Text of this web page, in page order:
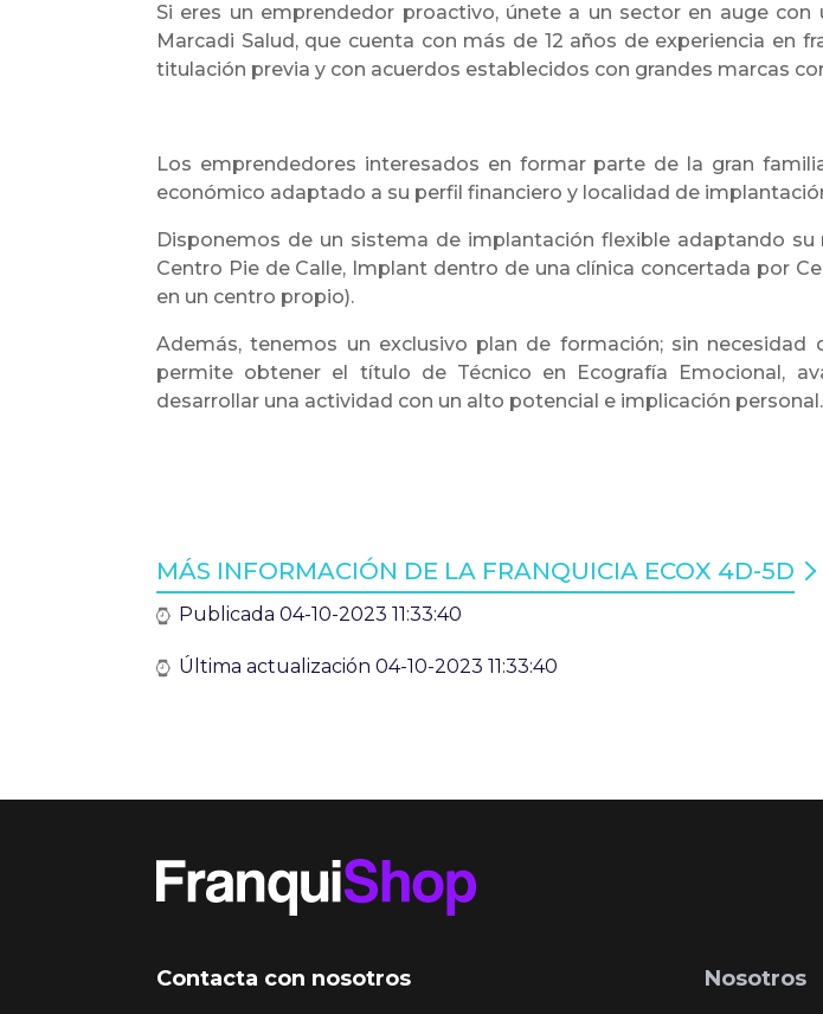
Si eres un emprendedor proactivo, únete a un sector en auge
Marcadi Salud, que cuenta con más de 12 años de experiencia en
titulación previa y con acuerdos establecidos con grandes marcas
Los emprendedores interesados en formar parte de la gran
económico adaptado a su perfil financiero y localidad de
Disponemos de un sistema de implantación flexible adaptando
Centro Pie de Calle, Implant dentro de una clínica concertada por
en un centro propio).
Además, tenemos un exclusivo plan de formación; sin
permite obtener el título de Técnico en Ecografía Emocional,
desarrollar una actividad con un alto potencial e implicación personal.
MÁS INFORMACIÓN DE LA FRANQUICIA ECOX 4D-5D
Publicada 04-10-2023 11:33:40
Última actualización 04-10-2023 11:33:40
Contacta con nosotros Nosotros